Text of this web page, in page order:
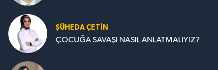
ŞÜHEDA ÇETİN
ÇOCUĞA SAVAŞI NASIL ANLATMALIYIZ?